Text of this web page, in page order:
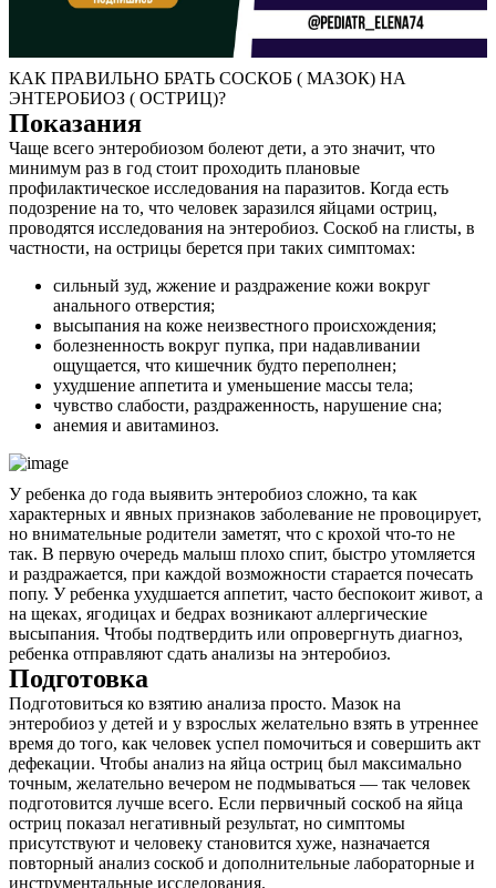
КАК ПРАВИЛЬНО БРАТЬ СОСКОБ ( МАЗОК) НА
ЭНТЕРОБИОЗ ( ОСТРИЦ)?
Показания
Чаще всего энтеробиозом болеют дети, а это значит, что
минимум раз в год стоит проходить плановые
профилактическое исследования на паразитов. Когда есть
подозрение на то, что человек заразился яйцами остриц,
проводятся исследования на энтеробиоз. Соскоб на глисты, в
частности, на острицы берется при таких симптомах:
сильный зуд, жжение и раздражение кожи вокруг
анального отверстия;
высыпания на коже неизвестного происхождения;
болезненность вокруг пупка, при надавливании
ощущается, что кишечник будто переполнен;
ухудшение аппетита и уменьшение массы тела;
чувство слабости, раздраженность, нарушение сна;
анемия и авитаминоз.
У ребенка до года выявить энтеробиоз сложно, та как
характерных и явных признаков заболевание не провоцирует,
но внимательные родители заметят, что с крохой что-то не
так. В первую очередь малыш плохо спит, быстро утомляется
и раздражается, при каждой возможности старается почесать
попу. У ребенка ухудшается аппетит, часто беспокоит живот, а
на щеках, ягодицах и бедрах возникают аллергические
высыпания. Чтобы подтвердить или опровергнуть диагноз,
ребенка отправляют сдать анализы на энтеробиоз.
Подготовка
Подготовиться ко взятию анализа просто. Мазок на
энтеробиоз у детей и у взрослых желательно взять в утреннее
время до того, как человек успел помочиться и совершить акт
дефекации. Чтобы анализ на яйца остриц был максимально
точным, желательно вечером не подмываться — так человек
подготовится лучше всего. Если первичный соскоб на яйца
остриц показал негативный результат, но симптомы
присутствуют и человеку становится хуже, назначается
повторный анализ соскоб и дополнительные лабораторные и
инструментальные исследования.